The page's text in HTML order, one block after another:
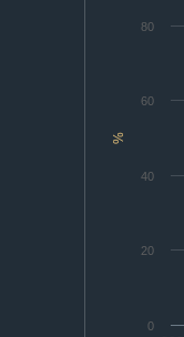
%
0
20
40
60
80